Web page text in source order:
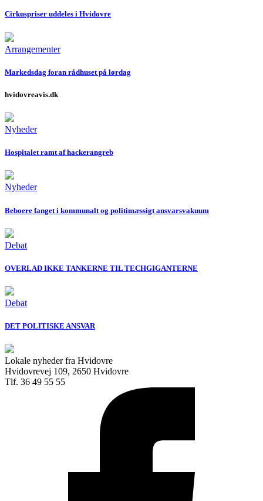
Cirkuspriser uddeles i Hvidovre
Arrangementer
Markedsdag foran rådhuset på lørdag
hvidovreavis.dk
Nyheder
Hospitalet ramt af hackerangreb
Nyheder
Beboere fanget i kommunalt og politimæssigt ansvarsvakuum
Debat
OVERLAD IKKE TANKERNE TIL TECHGIGANTERNE
Debat
DET POLITISKE ANSVAR
Lokale nyheder fra Hvidovre
Hvidovrevej 109, 2650 Hvidovre
Tlf. 36 49 55 55